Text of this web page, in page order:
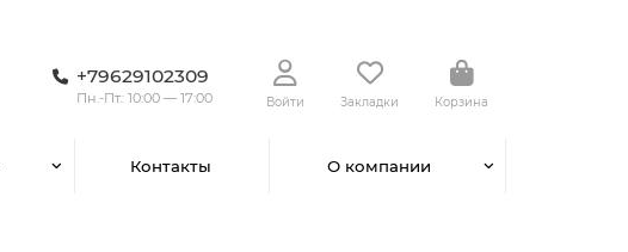
+79629102309
Пн.-Пт.: 10:00 — 17:00 Войти Закладки Корзина
Контакты О компании